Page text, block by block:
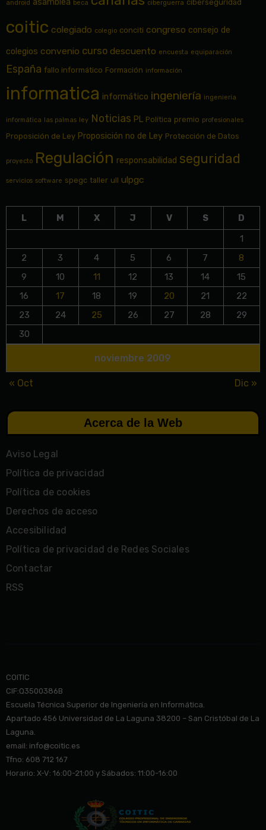
android beca ciberguerra ciberseguridad
coitic colegiado colegio conciti congreso consejo de
colegios convenio curso descuento encuesta equiparación
España fallo informático Formación información
informatica informático ingeniería ingeniería
informática las palmas ley Noticias PL Política premio profesionales
Proposición de Ley Proposición no de Ley Protección de Datos
proyecto Regulación responsabilidad seguridad
servicios software spegc taller ull ulpgc
noviembre 2009
L M X J V S
D
1
2
3 4 5 6 7
8
9
10 11 12 13 14
15
16
17 18 19 20 21
22
23
24 25 26 27 28
29
30
« Oct Dic »
Acerca de la Web
Aviso Legal
Política de privacidad
Política de cookies
Derechos de acceso
Accesibilidad
Política de privacidad de Redes Sociales
Contactar
RSS
COITIC
CIF:Q3500386B
Escuela Técnica Superior de Ingeniería en Informática.
Apartado 456 Universidad de La Laguna 38200 – San Cristóbal de La
Laguna.
email: info@coitic.es
Tfno: 608 712 167
Horario: X-V: 16:00-21:00 y Sábados: 11:00-16:00